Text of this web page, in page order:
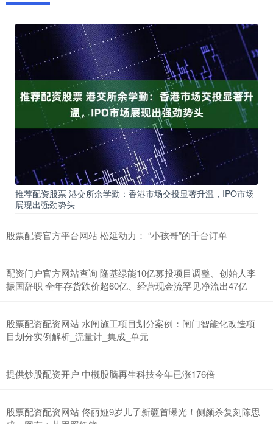
推荐配资股票 港交所余学勤：香港市场交投显著升温，IPO市场
展现出强劲势头
股票配资官方平台网站 松延动力： “小孩哥”的千台订单
配资门户官方网站查询 隆基绿能10亿募投项目调整、创始人李
振国辞职 全年存货跌价超60亿、经营现金流罕见净流出47亿
股票配资配资网站 水闸施工项目划分案例：闸门智能化改造项
目划分实例解析_流量计_集成_单元
提供炒股配资开户 中概股脑再生科技今年已涨176倍
股票配资配资网站 佟丽娅9岁儿子新疆首曝光！侧颜杀复刻陈思